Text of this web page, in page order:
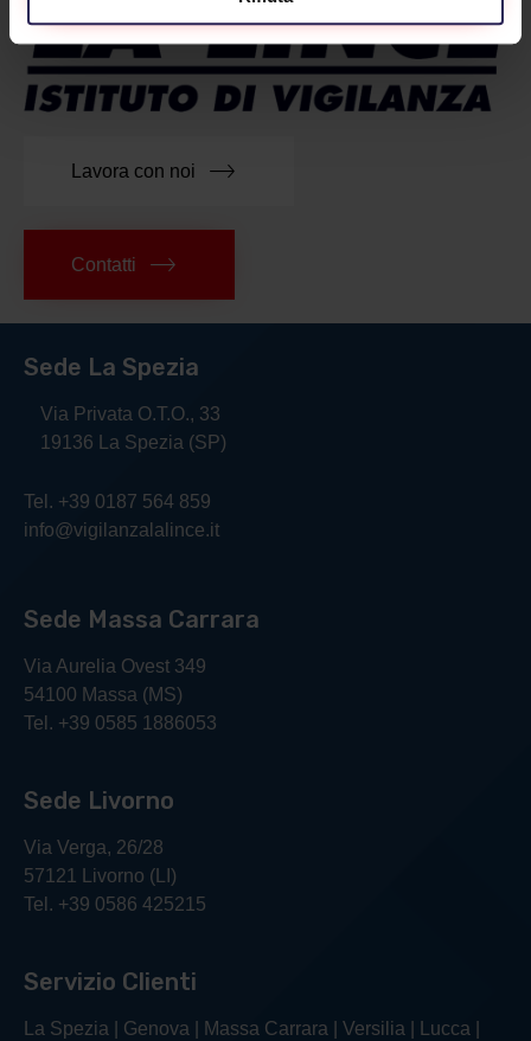
Lavora con noi
Contatti
Sede La Spezia
Via Privata O.T.O., 33
19136 La Spezia (SP)
Tel. +39 0187 564 859
info@vigilanzalalince.it
Sede Massa Carrara
Via Aurelia Ovest 349
54100 Massa (MS)
Tel. +39 0585 1886053
Sede Livorno
Via Verga, 26/28
57121 Livorno (LI)
Tel. +39 0586 425215
Servizio Clienti
La Spezia | Genova | Massa Carrara | Versilia | Lucca |